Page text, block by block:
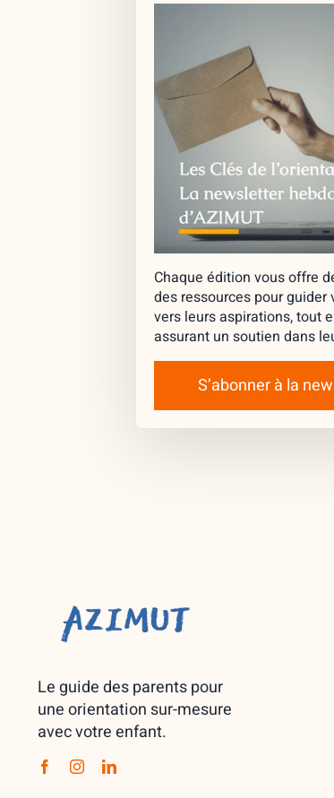
Chaque édition vous offre
des ressources pour guider
vers leurs aspirations, tout
assurant un soutien dans
S’abonner à la
Le guide des parents pour
une orientation sur-mesure
avec votre enfant.